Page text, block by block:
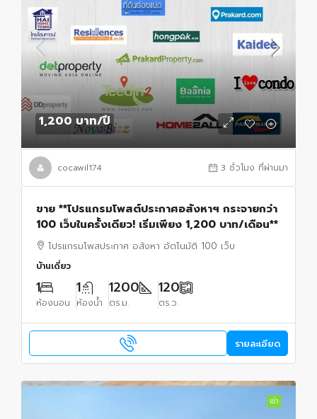
1,200 บาท/ปี
cocawil174 3 ชั่วโมง ที่ผ่านมา
ขาย **โปรแกรมโพสต์ประกาศอสังหาฯ กระจายกว่า
100 เว็บในครั้งเดียว! เริ่มเพียง 1,200 บาท/เดือน**
โปรแกรมโพสประกาศ อสังหา อัตโนมัติ 100 เว็บ
บ้านเดี่ยว
1
ห้องนอน
1
ห้องน้ำ
1200
ตร.ม.
120
ตร.ว.
รายละเอียด
เช่า